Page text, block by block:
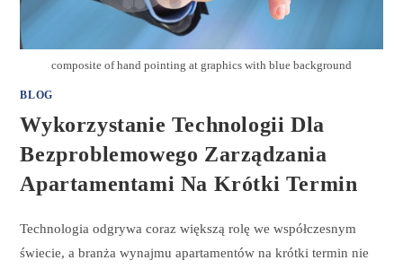
composite of hand pointing at graphics with blue background
BLOG
Wykorzystanie Technologii Dla
Bezproblemowego Zarządzania
Apartamentami Na Krótki Termin
Technologia odgrywa coraz większą rolę we współczesnym
świecie, a branża wynajmu apartamentów na krótki termin nie